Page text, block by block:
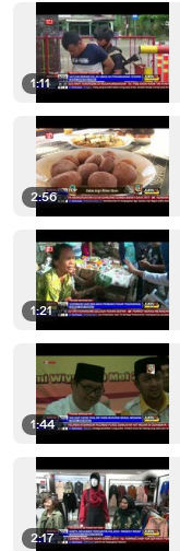
1:11
2:56
1:21
1:44
2:17